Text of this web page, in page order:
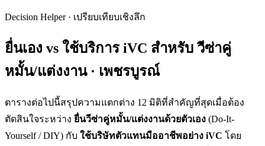
Decision Helper · เปรียบเทียบเชิงลึก
ยื่นเอง vs ใช้บริการ iVC สำหรับวีซ่าคู่
หมั้น/แต่งงาน · เพชรบูรณ์
ตารางต่อไปนี้สรุปความแตกต่าง 12 มิติที่สำคัญที่สุดเมื่อต้อง
ตัดสินใจระหว่าง ยื่นวีซ่าคู่หมั้น/แต่งงานด้วยตัวเอง (Do-It-
Yourself / DIY) กับ ใช้บริษัทตัวแทนมืออาชีพอย่าง iVC โดย